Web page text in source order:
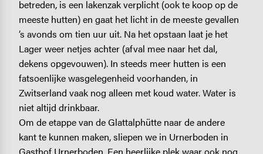
betreden, is een lakenzak verplicht (ook te koop op de
meeste hutten) en gaat het licht in de meeste gevallen
’s avonds om tien uur uit. Na het opstaan laat je het
Lager weer netjes achter (afval mee naar het dal,
dekens opgevouwen). In steeds meer hutten is een
fatsoenlijke wasgelegenheid voorhanden, in
Zwitserland vaak nog alleen met koud water. Water is
niet altijd drinkbaar.
Om de etappe van de Glattalphütte naar de andere
kant te kunnen maken, sliepen we in Urnerboden in
Gasthof Urnerboden. Een heerlijke plek waar ook nog